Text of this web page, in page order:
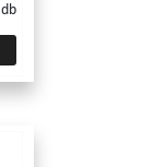
db